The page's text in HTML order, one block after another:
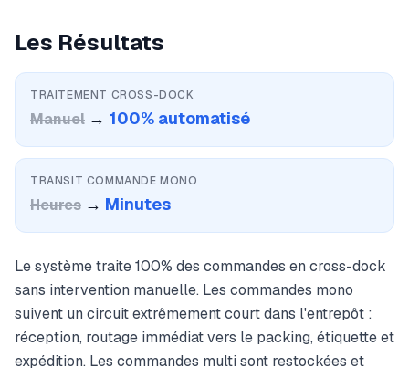
Les Résultats
TRAITEMENT CROSS-DOCK
Manuel → 100% automatisé
TRANSIT COMMANDE MONO
Heures → Minutes
Le système traite 100% des commandes en cross-dock
sans intervention manuelle. Les commandes mono
suivent un circuit extrêmement court dans l'entrepôt :
réception, routage immédiat vers le packing, étiquette et
expédition. Les commandes multi sont restockées et